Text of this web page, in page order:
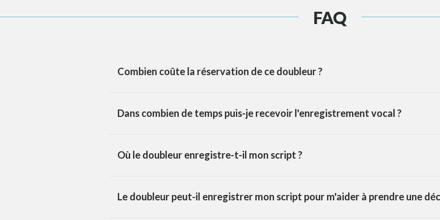
FAQ
Combien coûte la réservation de ce doubleur ?
Dans combien de temps puis-je recevoir l'enregistrement vocal ?
Où le doubleur enregistre-t-il mon script ?
Le doubleur peut-il enregistrer mon script pour m'aider à prendre une